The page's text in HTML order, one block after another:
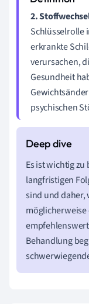
2.
Schlüsselrolle
erkrankte
verursachen,
Gesundheit
psychischen
Es ist wichtig
langfristigen
sind und daher,
möglicherweise
Behandlung